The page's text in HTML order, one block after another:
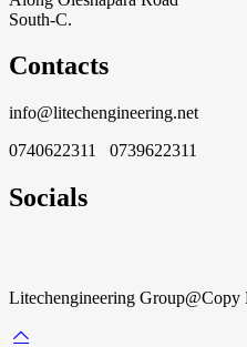
South-C.
Contacts
info@litechengineering.net
0740622311 0739622311
Socials
Litechengineering Group@Copy